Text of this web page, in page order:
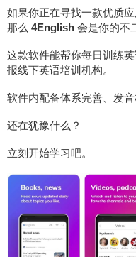
如果你正在寻找一款优质
那么 4English 会是你的不
这款软件能帮你每日训练
报线下英语培训机构。
软件内配备体系完善、发音
还在犹豫什么？
立刻开始学习吧。